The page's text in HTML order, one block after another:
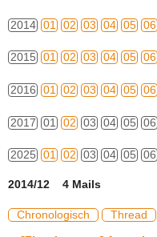
2014 01 02 03 04 05 06
2015 01 02 03 04 05 06
2016 01 02 03 04 05 06
2017 01 02 03 04 05 06
2025 01 02 03 04 05 06
2014/12 4 Mails
Chronologisch Thread